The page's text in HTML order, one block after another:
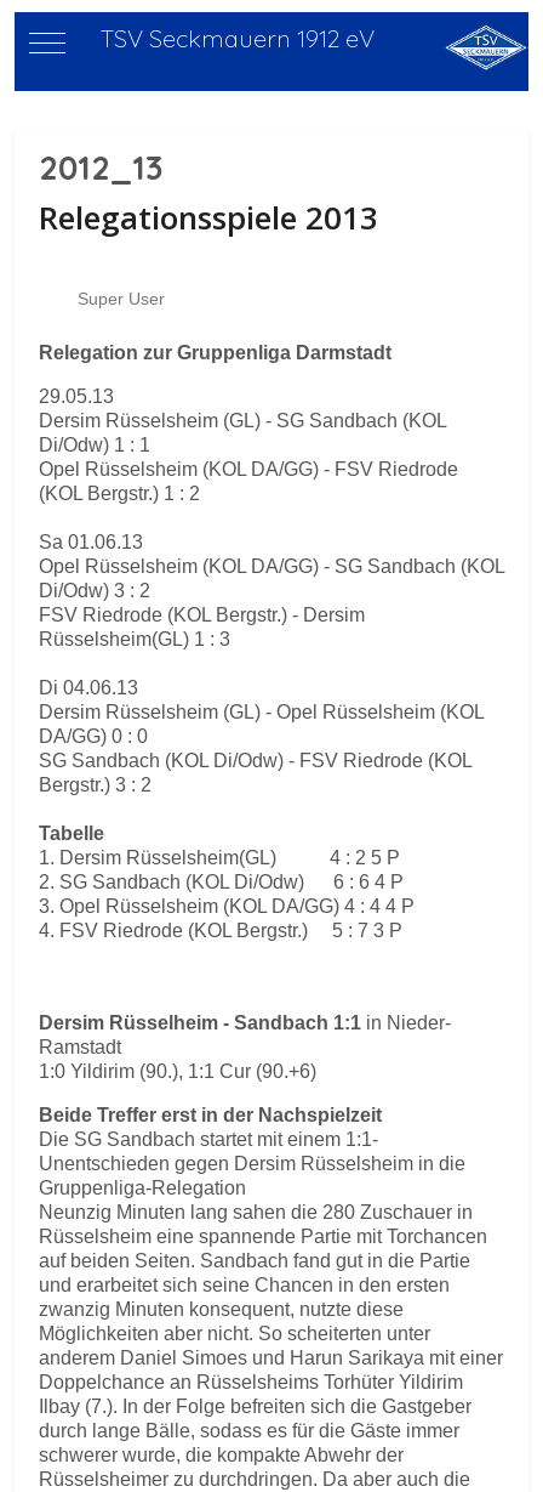
Mobile Menu Toggle
TSV Seckmauern 1912 eV
2012_13
Relegationsspiele 2013
Super User
Relegation zur Gruppenliga Darmstadt
29.05.13
Dersim Rüsselsheim (GL) - SG Sandbach (KOL
Di/Odw) 1 : 1
Opel Rüsselsheim (KOL DA/GG) - FSV Riedrode
(KOL Bergstr.) 1 : 2
Sa 01.06.13
Opel Rüsselsheim (KOL DA/GG) - SG Sandbach (KOL
Di/Odw) 3 : 2
FSV Riedrode (KOL Bergstr.) - Dersim
Rüsselsheim(GL) 1 : 3
Di 04.06.13
Dersim Rüsselsheim (GL) - Opel Rüsselsheim (KOL
DA/GG) 0 : 0
SG Sandbach (KOL Di/Odw) - FSV Riedrode (KOL
Bergstr.) 3 : 2
Tabelle
1. Dersim Rüsselsheim(GL) 4 : 2 5 P
2. SG Sandbach (KOL Di/Odw) 6 : 6 4 P
3. Opel Rüsselsheim (KOL DA/GG) 4 : 4 4 P
4. FSV Riedrode (KOL Bergstr.) 5 : 7 3 P
Dersim Rüsselheim - Sandbach 1:1 in Nieder-
Ramstadt
1:0 Yildirim (90.), 1:1 Cur (90.+6)
Beide Treffer erst in der Nachspielzeit
Die SG Sandbach startet mit einem 1:1-
Unentschieden gegen Dersim Rüsselsheim in die
Gruppenliga-Relegation
Neunzig Minuten lang sahen die 280 Zuschauer in
Rüsselsheim eine spannende Partie mit Torchancen
auf beiden Seiten. Sandbach fand gut in die Partie
und erarbeitet sich seine Chancen in den ersten
zwanzig Minuten konsequent, nutzte diese
Möglichkeiten aber nicht. So scheiterten unter
anderem Daniel Simoes und Harun Sarikaya mit einer
Doppelchance an Rüsselsheims Torhüter Yildirim
Ilbay (7.). In der Folge befreiten sich die Gastgeber
durch lange Bälle, sodass es für die Gäste immer
schwerer wurde, die kompakte Abwehr der
Rüsselsheimer zu durchdringen. Da aber auch die